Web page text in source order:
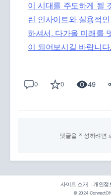
이 시대를 주도하게 될
린 인사이트와 실용적
하셔서, 다가올 미래를
이 되어보시길 바랍니다.
0 0 49
댓글을 작성하려면
사이트 소개 개인정
© 2024